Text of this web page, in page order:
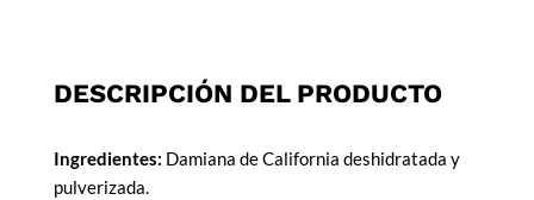
DESCRIPCIÓN DEL PRODUCTO
Ingredientes: Damiana de California deshidratada y
pulverizada.